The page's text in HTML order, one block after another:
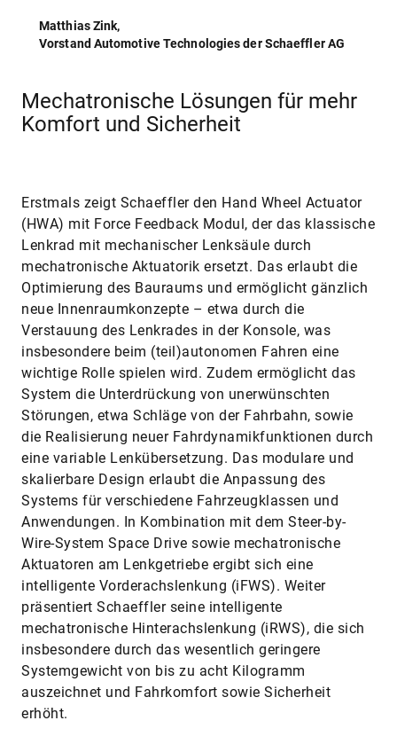
Matthias Zink,
Vorstand Automotive Technologies der Schaeffler AG
Mechatronische Lösungen für mehr
Komfort und Sicherheit
Erstmals zeigt Schaeffler den Hand Wheel Actuator
(HWA) mit Force Feedback Modul, der das klassische
Lenkrad mit mechanischer Lenksäule durch
mechatronische Aktuatorik ersetzt. Das erlaubt die
Optimierung des Bauraums und ermöglicht gänzlich
neue Innenraumkonzepte – etwa durch die
Verstauung des Lenkrades in der Konsole, was
insbesondere beim (teil)autonomen Fahren eine
wichtige Rolle spielen wird. Zudem ermöglicht das
System die Unterdrückung von unerwünschten
Störungen, etwa Schläge von der Fahrbahn, sowie
die Realisierung neuer Fahrdynamikfunktionen durch
eine variable Lenkübersetzung. Das modulare und
skalierbare Design erlaubt die Anpassung des
Systems für verschiedene Fahrzeugklassen und
Anwendungen. In Kombination mit dem Steer-by-
Wire-System Space Drive sowie mechatronische
Aktuatoren am Lenkgetriebe ergibt sich eine
intelligente Vorderachslenkung (iFWS). Weiter
präsentiert Schaeffler seine intelligente
mechatronische Hinterachslenkung (iRWS), die sich
insbesondere durch das wesentlich geringere
Systemgewicht von bis zu acht Kilogramm
auszeichnet und Fahrkomfort sowie Sicherheit
erhöht.